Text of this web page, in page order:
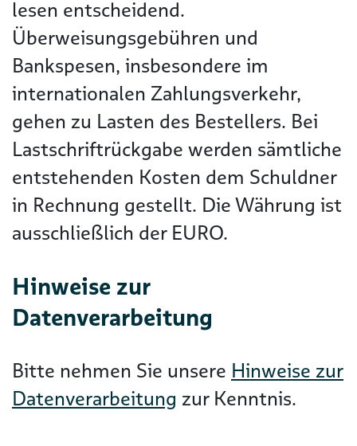
lesen entscheidend.
Überweisungsgebühren und
Bankspesen, insbesondere im
internationalen Zahlungsverkehr,
gehen zu Lasten des Bestellers. Bei
Lastschriftrückgabe werden sämtliche
entstehenden Kosten dem Schuldner
in Rechnung gestellt. Die Währung ist
ausschließlich der EURO.
Hinweise zur
Datenverarbeitung
Bitte nehmen Sie unsere Hinweise zur
Datenverarbeitung zur Kenntnis.